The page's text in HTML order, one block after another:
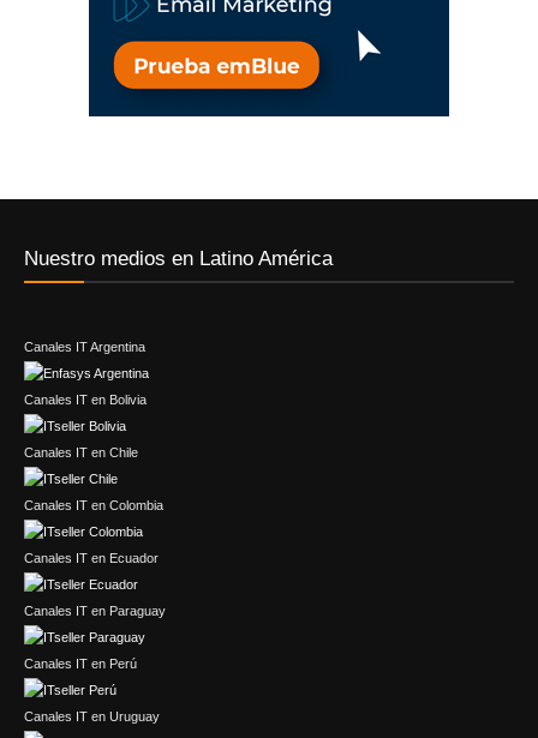
Nuestro medios en Latino América
Canales IT Argentina
Canales IT en Bolivia
Canales IT en Chile
Canales IT en Colombia
Canales IT en Ecuador
Canales IT en Paraguay
Canales IT en Perú
Canales IT en Uruguay